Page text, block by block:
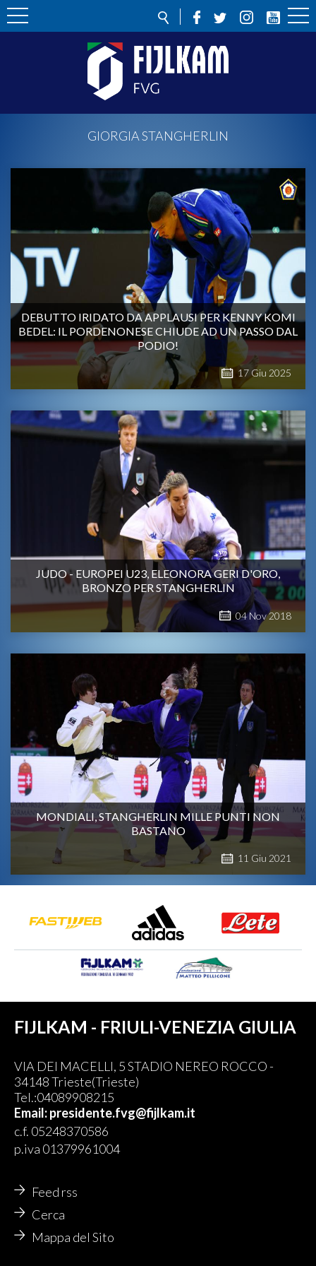
GIORGIA STANGHERLIN
DEBUTTO IRIDATO DA APPLAUSI PER KENNY KOMI
BEDEL: IL PORDENONESE CHIUDE AD UN PASSO DAL
PODIO!
17Giu 2025
JUDO - EUROPEI U23, ELEONORA GERI D'ORO,
BRONZO PER STANGHERLIN
04Nov2018
MONDIALI, STANGHERLIN MILLE PUNTI NON
BASTANO
11 Giu 2021
FIJLKAM - FRIULI-VENEZIA GIULIA
VIA DEI MACELLI, 5 STADIO NEREO ROCCO -
34148 Trieste(Trieste)
Tel.:04089908215
Email: presidente.fvg@fijlkam.it
c.f. 05248370586
p.iva 01379961004
Feed rss
Cerca
Mappa del Sito